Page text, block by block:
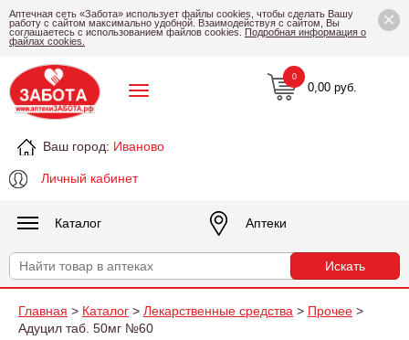
×
Аптечная сеть «Забота» использует файлы cookies, чтобы сделать Вашу
работу с сайтом максимально удобной. Взаимодействуя с сайтом, Вы
соглашаетесь с использованием файлов cookies. Подробная информация о
файлах cookies.
Ваш город: Иваново
Личный кабинет
0,00 руб.
0
Каталог Аптеки
Главная > Каталог > Лекарственные средства > Прочее >
Адуцил таб. 50мг №60